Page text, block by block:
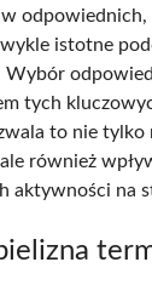
odpowiednich,
istotne
Wybór
tych
to nie tylko
również
aktywności na